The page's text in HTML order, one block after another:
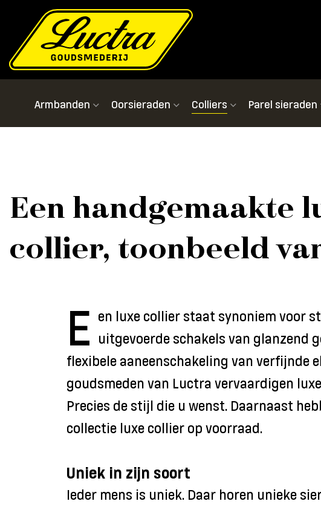
Armbanden Oorsieraden Colliers Parel sieraden
Een handgemaakte
collier, toonbeeld
E en luxe collier staat synoniem voor
uitgevoerde schakels van glanzend
flexibele aaneenschakeling van verfijnde
goudsmeden van Luctra vervaardigen
Precies de stijl die u wenst. Daarnaast
collectie luxe collier op voorraad.
Uniek in zijn soort
Ieder mens is uniek. Daar horen unieke